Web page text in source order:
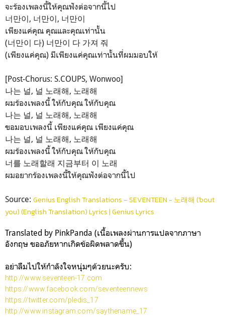
จะร้องเพลงนี้ให้คุณฟังต่อจากนี้ไป
너만이, 너만이, 너만이
เพียงแค่คุณ คุณและคุณเท่านั้น
(너만이 다) 너만이 다 가져 줘
(เพียงแค่คุณ) มีเพียงแค่คุณเท่านั้นที่ผมมอบให้
[Post-Chorus: S.COUPS, Wonwoo]
나는 널, 널 노래해, 노래해
ผมร้องเพลงนี้ ให้กับคุณ ให้กับคุณ
나는 널, 널 노래해, 노래해
ขอมอบเพลงนี้ เพียงแค่คุณ เพียงแค่คุณ
나는 널, 널 노래해, 노래해
ผมร้องเพลงนี้ ให้กับคุณ ให้กับคุณ
너를 노래할래 지금부터 이 노래
ผมอยากร้องเพลงนี้ให้คุณฟังต่อจากนี้ไป
Source: Genius English Translations – SEVENTEEN - 노래해 ('bout
you) (English Translation) Lyrics | Genius Lyrics
Translated by PinkPanda (เนื้อเพลงผ่านการแปลจากภาษา
อังกฤษ ขออภัยหากเกิดข้อผิดพลาดขึ้น)
อย่าลืมไปให้กำลังใจหนุ่มๆด้วยนะครับ:
http://www.seventeen-17.com
https://www.facebook.com/seventeennews
https://twitter.com/pledis_17
http://www.instagram.com/saythename_17